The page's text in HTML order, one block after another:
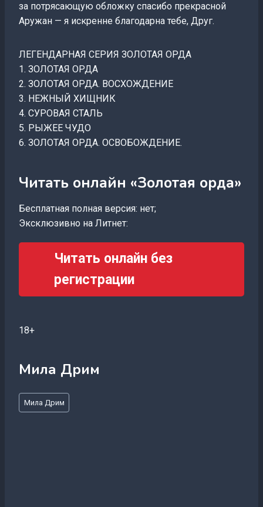
за потрясающую обложку спасибо прекрасной
Аружан — я искренне благодарна тебе, Друг.
ЛЕГЕНДАРНАЯ СЕРИЯ ЗОЛОТАЯ ОРДА
1. ЗОЛОТАЯ ОРДА
2. ЗОЛОТАЯ ОРДА. ВОСХОЖДЕНИЕ
3. НЕЖНЫЙ ХИЩНИК
4. СУРОВАЯ СТАЛЬ
5. РЫЖЕЕ ЧУДО
6. ЗОЛОТАЯ ОРДА. ОСВОБОЖДЕНИЕ.
Читать онлайн «Золотая орда»
Бесплатная полная версия: нет;
Эксклюзивно на Литнет:
Читать онлайн без
регистрации
18+
Мила Дрим
Метки
записи:
Мила Дрим